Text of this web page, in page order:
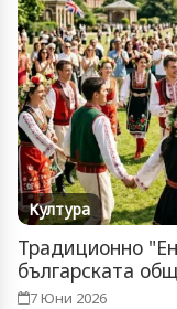
Култура
Традиционно
българската
7 Юни 2026